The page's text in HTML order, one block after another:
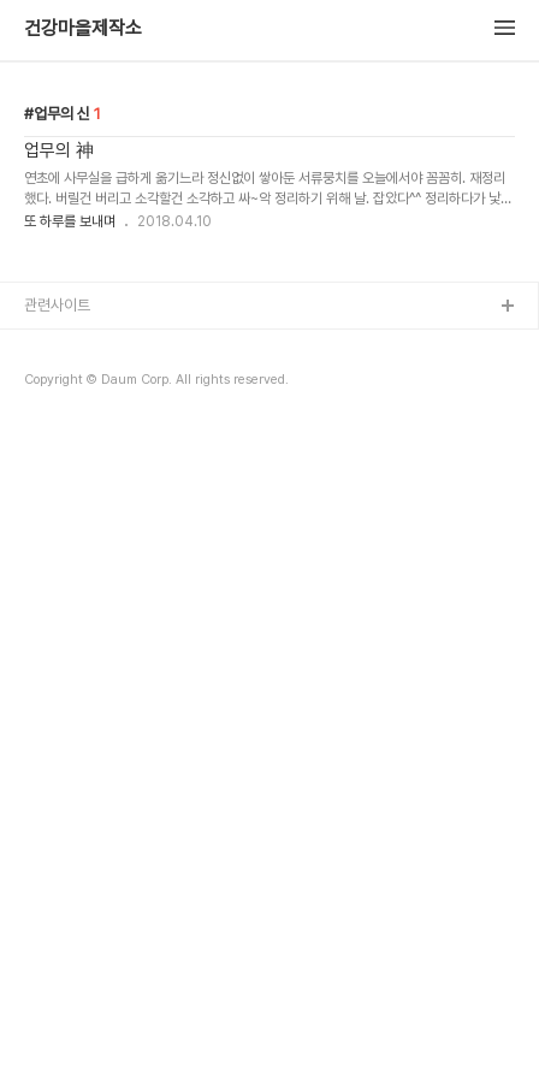
건강마을제작소
업무의 신 1
업무의 神
연초에 사무실을 급하게 옮기느라 정신없이 쌓아둔 서류뭉치를 오늘에서야 꼼꼼히. 재정리
했다. 버릴건 버리고 소각할건 소각하고 싸~악 정리하기 위해 날. 잡았다^^ 정리하다가 낯선
서류뭉치가 나왔다. 꼼꼼하게 파일링 해 놓은 서류들의 글씨체를 보는 순간 그사람의 필체라
또 하루를 보내며 2018.04.10
Copyright © Daum Corp. All rights reserved.
관련사이트